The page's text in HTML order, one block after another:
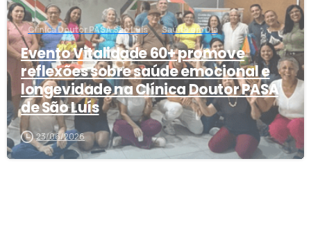
Clínica Doutor PASA São Luís Saúde em Dia
Evento Vitalidade 60+ promove
reflexões sobre saúde emocional e
longevidade na Clínica Doutor PASA
de São Luís
23/06/2026